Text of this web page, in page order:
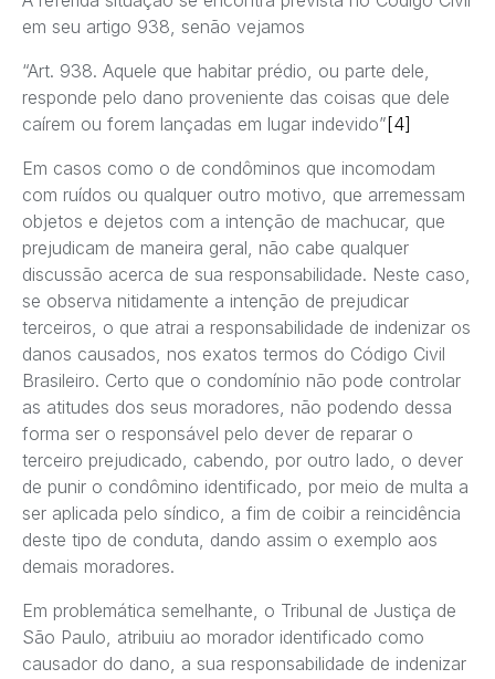
em seu artigo 938, senão vejamos
“Art. 938. Aquele que habitar prédio, ou parte dele,
responde pelo dano proveniente das coisas que dele
caírem ou forem lançadas em lugar indevido”[4]
Em casos como o de condôminos que incomodam
com ruídos ou qualquer outro motivo, que arremessam
objetos e dejetos com a intenção de machucar, que
prejudicam de maneira geral, não cabe qualquer
discussão acerca de sua responsabilidade. Neste caso,
se observa nitidamente a intenção de prejudicar
terceiros, o que atrai a responsabilidade de indenizar os
danos causados, nos exatos termos do Código Civil
Brasileiro. Certo que o condomínio não pode controlar
as atitudes dos seus moradores, não podendo dessa
forma ser o responsável pelo dever de reparar o
terceiro prejudicado, cabendo, por outro lado, o dever
de punir o condômino identificado, por meio de multa a
ser aplicada pelo síndico, a fim de coibir a reincidência
deste tipo de conduta, dando assim o exemplo aos
demais moradores.
Em problemática semelhante, o Tribunal de Justiça de
São Paulo, atribuiu ao morador identificado como
causador do dano, a sua responsabilidade de indenizar